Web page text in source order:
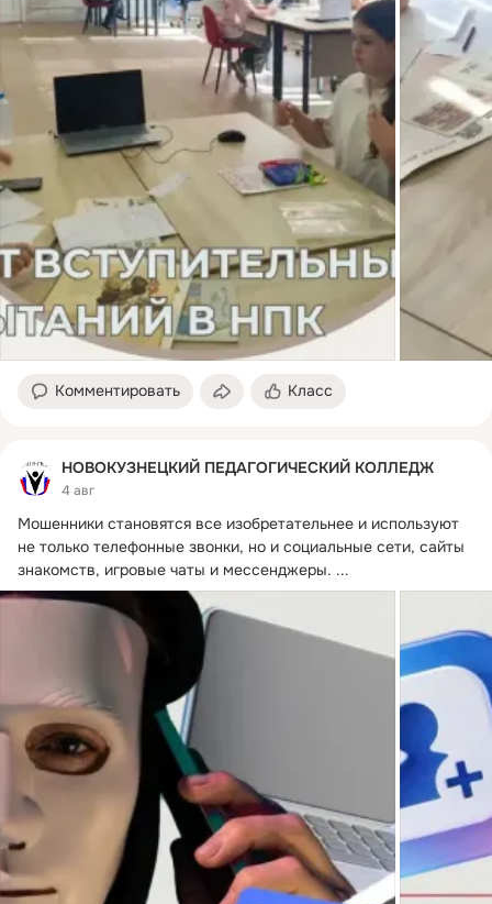
Комментировать Класс
НОВОКУЗНЕЦКИЙ ПЕДАГОГИЧЕСКИЙ КОЛЛЕДЖ
4 авг
Мошенники становятся все изобретательнее и используют
не только телефонные звонки, но и социальные сети, сайты
знакомств, игровые чаты и мессенджеры. ...